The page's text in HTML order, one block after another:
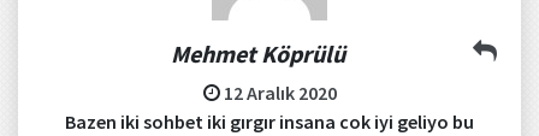
Mehmet Köprülü
12 Aralık 2020
Bazen iki sohbet iki gırgır insana cok iyi geliyo bu